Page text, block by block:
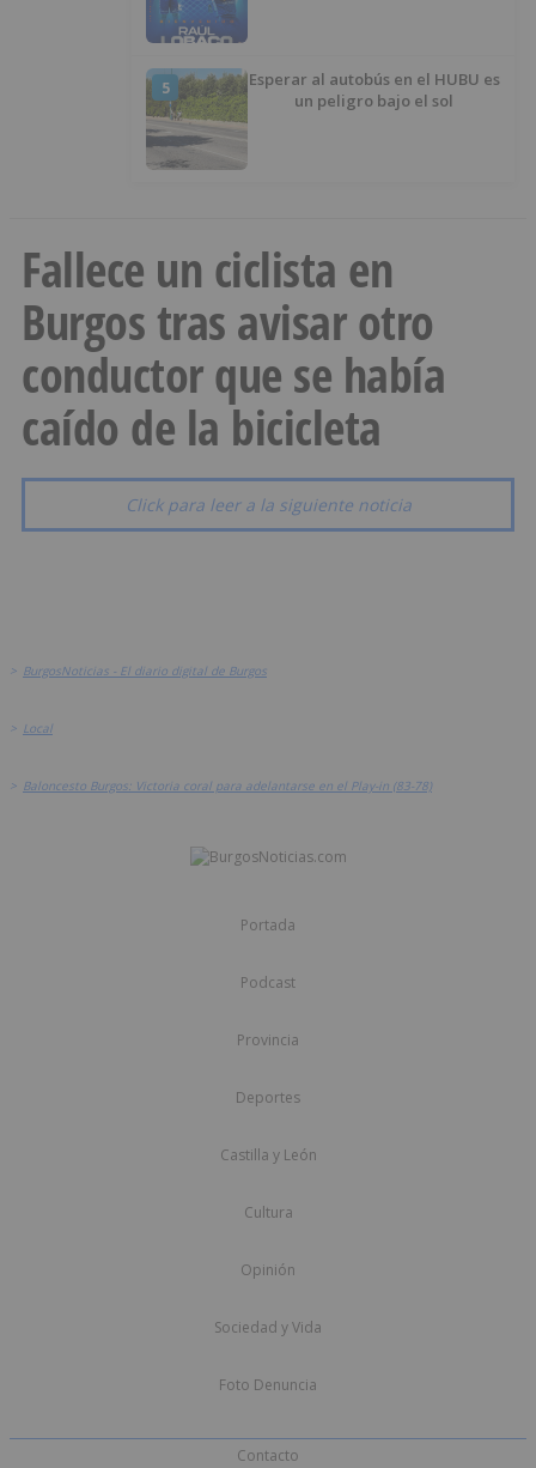
5
Esperar al autobús en el HUBU es
un peligro bajo el sol
Fallece un ciclista en
Burgos tras avisar otro
conductor que se había
caído de la bicicleta
Click para leer a la siguiente noticia
> BurgosNoticias - El diario digital de Burgos
> Local
> Baloncesto Burgos: Victoria coral para adelantarse en el Play-in (83-78)
Portada
Podcast
Provincia
Deportes
Castilla y León
Cultura
Opinión
Sociedad y Vida
Foto Denuncia
Contacto